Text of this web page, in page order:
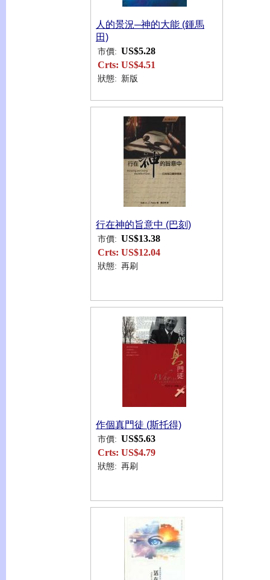
人的景況─神的大能 (鍾馬
田)
市價: US$5.28
Crts: US$4.51
狀態: 新版
行在神的旨意中 (巴刻)
市價: US$13.38
Crts: US$12.04
狀態: 再刷
作個真門徒 (斯托得)
市價: US$5.63
Crts: US$4.79
狀態: 再刷